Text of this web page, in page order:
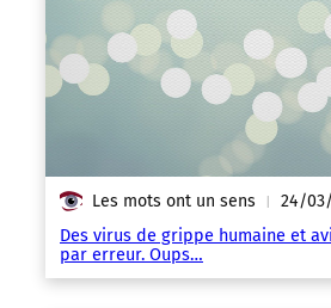
Les mots ont un sens | 24/
Des virus de grippe humaine et
par erreur. Oups…